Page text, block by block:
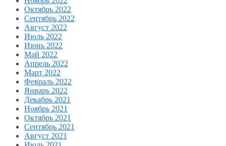
Октябрь 2022
Сентябрь 2022
Август 2022
Июль 2022
Июнь 2022
Май 2022
Апрель 2022
Март 2022
Февраль 2022
Январь 2022
Декабрь 2021
Ноябрь 2021
Октябрь 2021
Сентябрь 2021
Август 2021